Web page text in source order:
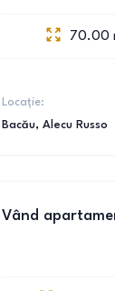
70.00
Locație:
Bacău, Alecu Russo
Vând